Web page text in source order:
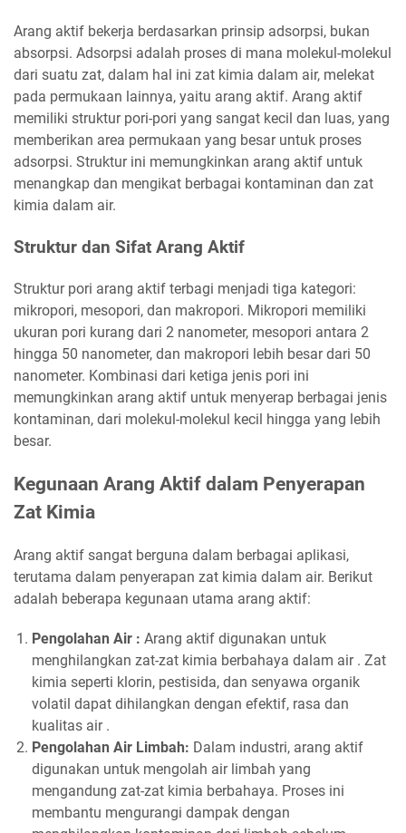
Arang aktif bekerja berdasarkan prinsip adsorpsi, bukan
absorpsi. Adsorpsi adalah proses di mana molekul-molekul
dari suatu zat, dalam hal ini zat kimia dalam air, melekat
pada permukaan lainnya, yaitu arang aktif. Arang aktif
memiliki struktur pori-pori yang sangat kecil dan luas, yang
memberikan area permukaan yang besar untuk proses
adsorpsi. Struktur ini memungkinkan arang aktif untuk
menangkap dan mengikat berbagai kontaminan dan zat
kimia dalam air.
Struktur dan Sifat Arang Aktif
Struktur pori arang aktif terbagi menjadi tiga kategori:
mikropori, mesopori, dan makropori. Mikropori memiliki
ukuran pori kurang dari 2 nanometer, mesopori antara 2
hingga 50 nanometer, dan makropori lebih besar dari 50
nanometer. Kombinasi dari ketiga jenis pori ini
memungkinkan arang aktif untuk menyerap berbagai jenis
kontaminan, dari molekul-molekul kecil hingga yang lebih
besar.
Kegunaan Arang Aktif dalam Penyerapan
Zat Kimia
Arang aktif sangat berguna dalam berbagai aplikasi,
terutama dalam penyerapan zat kimia dalam air. Berikut
adalah beberapa kegunaan utama arang aktif:
Pengolahan Air : Arang aktif digunakan untuk
menghilangkan zat-zat kimia berbahaya dalam air . Zat
kimia seperti klorin, pestisida, dan senyawa organik
volatil dapat dihilangkan dengan efektif, rasa dan
kualitas air .
Pengolahan Air Limbah: Dalam industri, arang aktif
digunakan untuk mengolah air limbah yang
mengandung zat-zat kimia berbahaya. Proses ini
membantu mengurangi dampak dengan